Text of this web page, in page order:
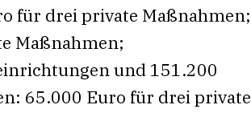
für drei private Maßnahmen;
Maßnahmen;
und 151.200
65.000 Euro für drei private